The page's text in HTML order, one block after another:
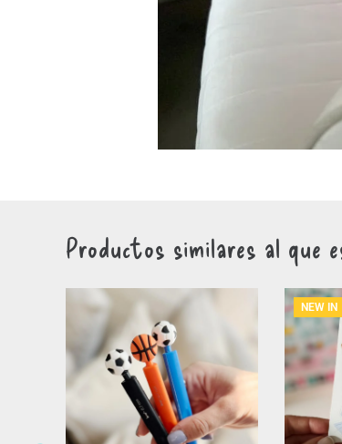
Productos similares al que
NEW IN